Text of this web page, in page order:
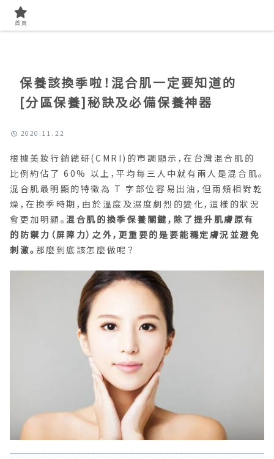
保養該換季啦！混合肌一定要知道的
[分區保養]秘訣及必備保養神器
2020.11.22
根據美妝行銷總研(CMRI)的市調顯示，在台灣混合肌的
比例約佔了 60% 以上，平均每三人中就有兩人是混合肌。
混合肌最明顯的特徵為 T 字部位容易出油，但兩頰相對乾
燥，在換季時期，由於溫度及濕度劇烈的變化，這樣的狀況
會更加明顯。混合肌的換季保養關鍵，除了提升肌膚原有
的防禦力（屏障力）之外，更重要的是要能穩定膚況並避免
刺激。 那麼到底該怎麼做呢？
首頁